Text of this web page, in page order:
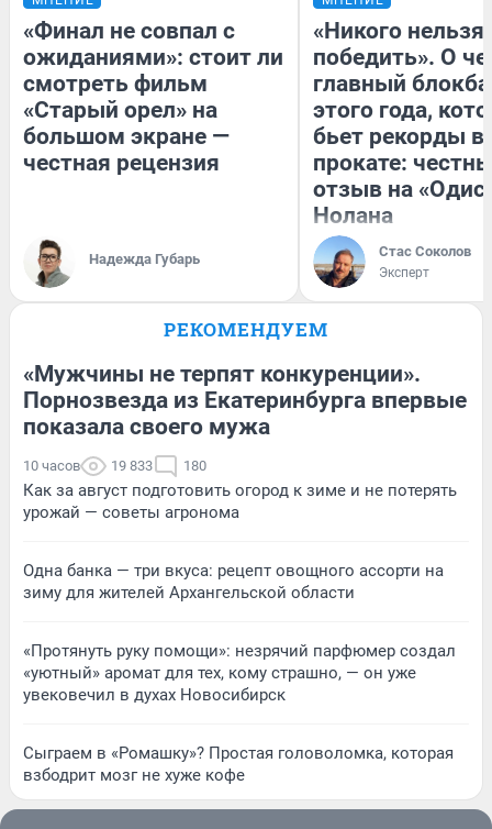
«Финал не совпал с
ожиданиями»: стоит ли
смотреть фильм
«Старый орел» на
большом экране —
честная рецензия
Надежда Губарь
«Никого нельзя
победить». О
главный
этого года,
бьет рекорды в
прокате:
отзыв на
Нолана
Стас Соколов
Эксперт
РЕКОМЕНДУЕМ
«Мужчины не терпят конкуренции».
Порнозвезда из Екатеринбурга впервые
показала своего мужа
10 часов 19 833 180
Как за август подготовить огород к зиме и не потерять
урожай — советы агронома
Одна банка — три вкуса: рецепт овощного ассорти на
зиму для жителей Архангельской области
«Протянуть руку помощи»: незрячий парфюмер создал
«уютный» аромат для тех, кому страшно, — он уже
увековечил в духах Новосибирск
Сыграем в «Ромашку»? Простая головоломка, которая
взбодрит мозг не хуже кофе